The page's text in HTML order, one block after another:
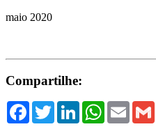
maio 2020
Compartilhe:
Facebook
TwitterLinkedInWhatsApp
Email